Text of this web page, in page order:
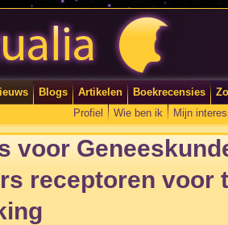
Blogs Artikelen Boekrecensies
Profiel
Wie ben ik Mijn
voor
receptoren voor